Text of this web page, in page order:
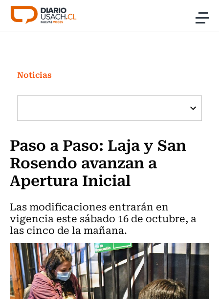
Click acá para ir directamente al contenido
Investigación
Cultura
Programas Radio y TV Usach
Noticias
Paso a Paso: Laja y San
Rosendo avanzan a
Apertura Inicial
Las modificaciones entrarán en
vigencia este sábado 16 de octubre, a
las cinco de la mañana.